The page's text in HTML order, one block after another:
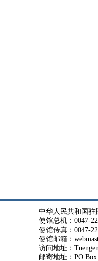
中华人民共和国驻
使馆总机：0047-
使馆传真：0047-
使馆邮箱：
访问地址：
邮寄地址：PO